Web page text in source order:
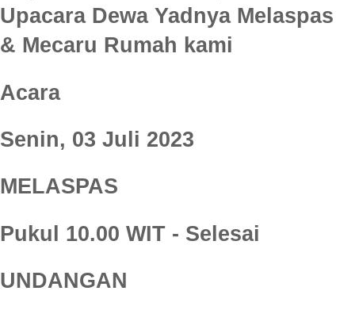
Upacara Dewa Yadnya Melaspas
& Mecaru Rumah kami
Acara
Senin, 03 Juli 2023
MELASPAS
Pukul 10.00 WIT - Selesai
UNDANGAN